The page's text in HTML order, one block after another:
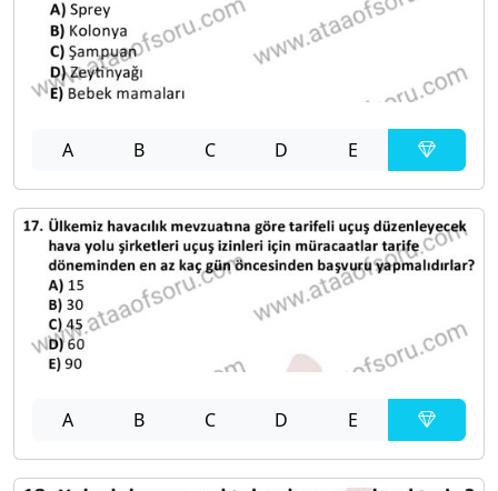
A B C D E
A B C D E